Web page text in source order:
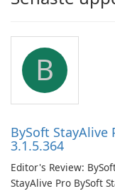
B
BySoft StayAlive
3.1.5.364
Editor's Review:
StayAlive Pro BySoft StayAlive